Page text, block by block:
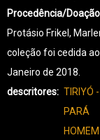
TIRIYÓ-
Procedência/Doação
Protásio Frikel,
coleção foi cedida
Janeiro de 2018.
descritores
TIRIYÓ
PARÁ
HOMEM